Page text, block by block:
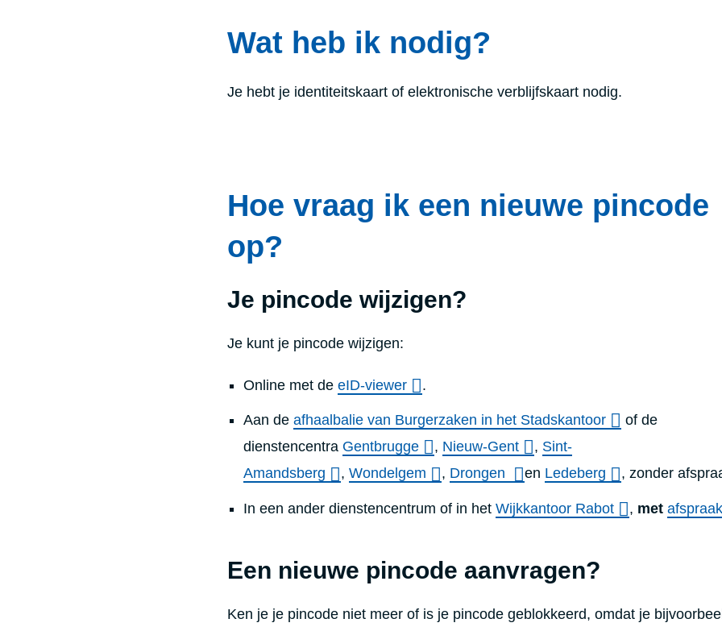
Wat heb ik nodig?
Je hebt je identiteitskaart of elektronische verblijfskaart nodig.
Hoe vraag ik een nieuwe pincode
op?
Je pincode wijzigen?
Je kunt je pincode wijzigen:
Online met de eID-viewer .
Aan de afhaalbalie van Burgerzaken in het Stadskantoor
of de
dienstencentra Gentbrugge , Nieuw-Gent , Sint-
Amandsberg
, Wondelgem , Drongen en Ledeberg , zonder
In een ander dienstencentrum of in het Wijkkantoor Rabot , met afspraak
Een nieuwe pincode aanvragen?
Ken je je pincode niet meer of is je pincode geblokkeerd, omdat je